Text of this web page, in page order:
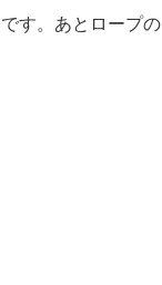
す。あとロープの